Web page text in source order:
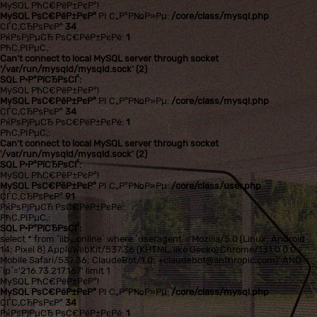
MySQL РћС€РёР±РєР°!
MySQL РѕС€РёР±РєР° РІ С„Р°Р№Р»Рµ: /core/class/mysql.php
СЃС‚СЂРѕРєР° 34
РќРѕРјРµСЂ РѕС€РёР±РєРё: 1
РћС‚РІРµС‚:
Can't connect to local MySQL server through socket
'/var/run/mysqld/mysqld.sock' (2)
SQL Р·Р°РїСЂРѕСЃ:
MySQL РћС€РёР±РєР°!
MySQL РѕС€РёР±РєР° РІ С„Р°Р№Р»Рµ: /core/class/mysql.php
СЃС‚СЂРѕРєР° 34
РќРѕРјРµСЂ РѕС€РёР±РєРё: 1
РћС‚РІРµС‚:
Can't connect to local MySQL server through socket
'/var/run/mysqld/mysqld.sock' (2)
SQL Р·Р°РїСЂРѕСЃ:
MySQL РћС€РёР±РєР°!
MySQL РѕС€РёР±РєР° РІ С„Р°Р№Р»Рµ: /core/class/user.php
СЃС‚СЂРѕРєР° 91
РќРѕРјРµСЂ РѕС€РёР±РєРё:
РћС‚РІРµС‚:
SQL Р·Р°РїСЂРѕСЃ:
select * from `lib_online` where `useragent`='Mozilla/5.0 (Linux; Android
14; Pixel 8) AppleWebKit/537.36 (KHTML, like Gecko) Chrome/131.0.0.0
Mobile Safari/537.36; ClaudeBot/1.0; +claudebot@anthropic.com)' AND
`ip`='216.73.217.167' limit 1
MySQL РћС€РёР±РєР°!
MySQL РѕС€РёР±РєР° РІ С„Р°Р№Р»Рµ:/core/class/mysql.php
СЃС‚СЂРѕРєР°34
РќРѕРјРµСЂ РѕС€РёР±РєРё: 1